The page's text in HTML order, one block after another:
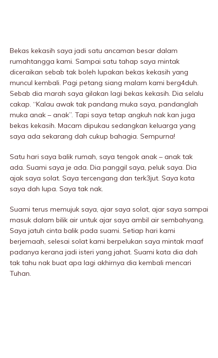
Bekas kekasih saya jadi satu ancaman besar dalam
rumahtangga kami. Sampai satu tahap saya mintak
diceraikan sebab tak boleh lupakan bekas kekasih yang
muncul kembali. Pagi petang siang malam kami berg4duh.
Sebab dia marah saya giIakan lagi bekas kekasih. Dia selalu
cakap. “Kalau awak tak pandang muka saya, pandanglah
muka anak – anak”. Tapi saya tetap angkuh nak kan juga
bekas kekasih. Macam dipukau sedangkan keluarga yang
saya ada sekarang dah cukup bahagia. Sempurna!
Satu hari saya balik rumah, saya tengok anak – anak tak
ada. Suami saya je ada. Dia panggil saya, peIuk saya. Dia
ajak saya solat. Saya tercengang dan terk3jut. Saya kata
saya dah lupa. Saya tak nak.
Suami terus memujuk saya, ajar saya solat, ajar saya sampai
masuk dalam bilik air untuk ajar saya ambil air sembahyang.
Saya jatuh cinta balik pada suami. Setiap hari kami
berjemaah, selesai solat kami berpeIukan saya mintak maaf
padanya kerana jadi isteri yang jahat. Suami kata dia dah
tak tahu nak buat apa lagi akhirnya dia kembali mencari
Tuhan.